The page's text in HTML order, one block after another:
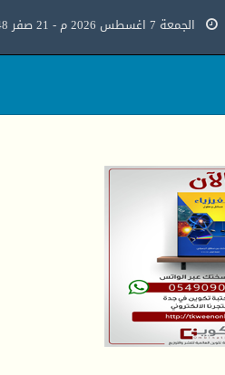
الجمعة 7 اغسطس 2026 م - 21 صفر 1448هـ